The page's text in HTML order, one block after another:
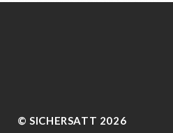
© SICHERSATT 2026